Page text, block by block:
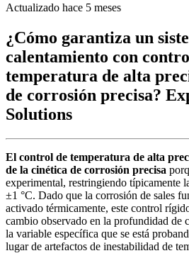
Actualizado hace 5 meses
¿Cómo garantiza un
calentamiento con
temperatura de alta
de corrosión precisa?
Solutions
El control de temperatura de alta
de la cinética de corrosión precisa
experimental, restringiendo típicamente
±1 °C. Dado que la corrosión de sales
activado térmicamente, este control
cambio observado en la profundidad de
la variable específica que se está
lugar de artefactos de inestabilidad de